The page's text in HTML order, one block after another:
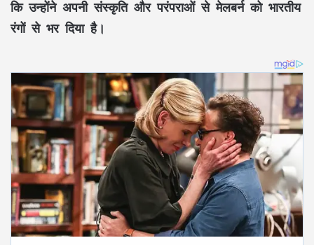
कि उन्होंने अपनी संस्कृति और परंपराओं से मेलबर्न को भारतीय
रंगों से भर दिया है।